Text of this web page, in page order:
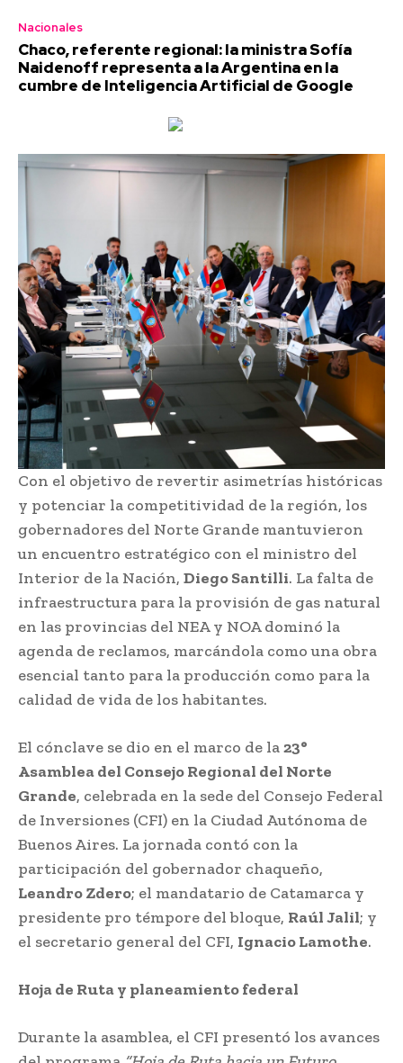
Nacionales
Chaco, referente regional: la ministra Sofía
Naidenoff representa a la Argentina en la
cumbre de Inteligencia Artificial de Google
Con el objetivo de revertir asimetrías históricas
y potenciar la competitividad de la región, los
gobernadores del Norte Grande mantuvieron
un encuentro estratégico con el ministro del
Interior de la Nación, Diego Santilli. La falta de
infraestructura para la provisión de gas natural
en las provincias del NEA y NOA dominó la
agenda de reclamos, marcándola como una obra
esencial tanto para la producción como para la
calidad de vida de los habitantes.
El cónclave se dio en el marco de la23°
Asamblea del Consejo Regional del Norte
Grande, celebrada en la sede del Consejo Federal
de Inversiones (CFI) en la Ciudad Autónoma de
Buenos Aires. La jornada contó con la
participación del gobernador chaqueño,
Leandro Zdero; el mandatario de Catamarca y
presidente pro témpore del bloque, Raúl Jalil; y
el secretario general del CFI, Ignacio Lamothe.
Hoja de Ruta y planeamiento federal
Durante la asamblea, el CFI presentó los avances